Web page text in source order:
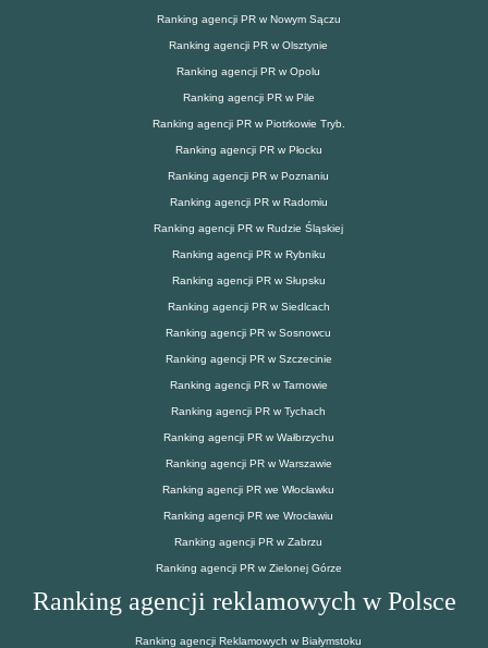
Ranking agencji PR w Nowym Sączu
Ranking agencji PR w Olsztynie
Ranking agencji PR w Opolu
Ranking agencji PR w Pile
Ranking agencji PR w Piotrkowie Tryb.
Ranking agencji PR w Płocku
Ranking agencji PR w Poznaniu
Ranking agencji PR w Radomiu
Ranking agencji PR w Rudzie Śląskiej
Ranking agencji PR w Rybniku
Ranking agencji PR w Słupsku
Ranking agencji PR w Siedlcach
Ranking agencji PR w Sosnowcu
Ranking agencji PR w Szczecinie
Ranking agencji PR w Tarnowie
Ranking agencji PR w Tychach
Ranking agencji PR w Wałbrzychu
Ranking agencji PR w Warszawie
Ranking agencji PR we Włocławku
Ranking agencji PR we Wrocławiu
Ranking agencji PR w Zabrzu
Ranking agencji PR w Zielonej Górze
Ranking agencji reklamowych w Polsce
Ranking agencji Reklamowych w Białymstoku